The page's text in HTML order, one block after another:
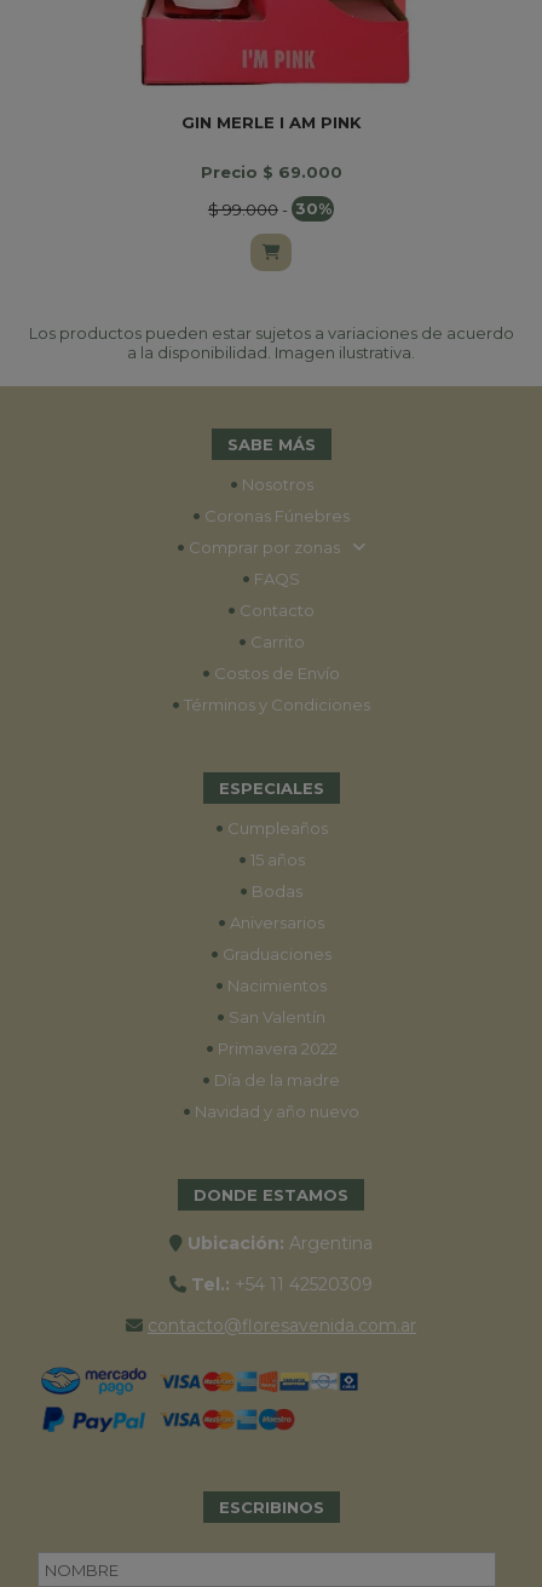
GIN MERLE I AM PINK
Precio $ 69.000
$ 99.000- 30%
Los productos pueden estar sujetos a variaciones de acuerdo
a la disponibilidad. Imagen ilustrativa.
SABE MÁS
• Nosotros
• Coronas Fúnebres
• Comprar por zonas
• FAQS
• Contacto
• Carrito
• Costos de Envío
• Términos y Condiciones
ESPECIALES
• Cumpleaños
• 15 años
• Bodas
• Aniversarios
• Graduaciones
• Nacimientos
• San Valentín
• Primavera 2022
• Día de la madre
• Navidad y año nuevo
DONDE ESTAMOS
Ubicación: Argentina
Tel.: +54 11 42520309
contacto@floresavenida.com.ar
ESCRIBINOS